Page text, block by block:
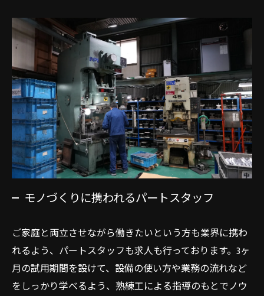
モノづくりに携われるパートスタッフ
ご家庭と両立させながら働きたいという方も業界に携わ
れるよう、パートスタッフも求人も行っております。3ヶ
月の試用期間を設けて、設備の使い方や業務の流れなど
をしっかり学べるよう、熟練工による指導のもとでノウ